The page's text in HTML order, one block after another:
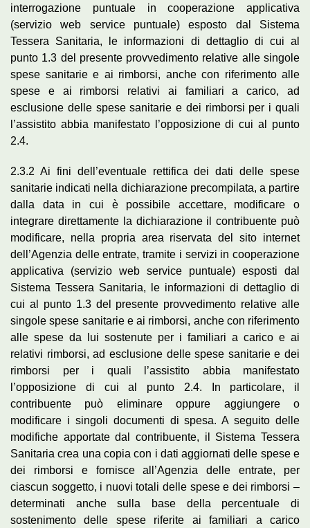
interrogazione puntuale in cooperazione applicativa
(servizio web service puntuale) esposto dal Sistema
Tessera Sanitaria, le informazioni di dettaglio di cui al
punto 1.3 del presente provvedimento relative alle singole
spese sanitarie e ai rimborsi, anche con riferimento alle
spese e ai rimborsi relativi ai familiari a carico, ad
esclusione delle spese sanitarie e dei rimborsi per i quali
l’assistito abbia manifestato l’opposizione di cui al punto
2.4.
2.3.2 Ai fini dell’eventuale rettifica dei dati delle spese
sanitarie indicati nella dichiarazione precompilata, a partire
dalla data in cui è possibile accettare, modificare o
integrare direttamente la dichiarazione il contribuente può
modificare, nella propria area riservata del sito internet
dell’Agenzia delle entrate, tramite i servizi in cooperazione
applicativa (servizio web service puntuale) esposti dal
Sistema Tessera Sanitaria, le informazioni di dettaglio di
cui al punto 1.3 del presente provvedimento relative alle
singole spese sanitarie e ai rimborsi, anche con riferimento
alle spese da lui sostenute per i familiari a carico e ai
relativi rimborsi, ad esclusione delle spese sanitarie e dei
rimborsi per i quali l’assistito abbia manifestato
l’opposizione di cui al punto 2.4. In particolare, il
contribuente può eliminare oppure aggiungere o
modificare i singoli documenti di spesa. A seguito delle
modifiche apportate dal contribuente, il Sistema Tessera
Sanitaria crea una copia con i dati aggiornati delle spese e
dei rimborsi e fornisce all’Agenzia delle entrate, per
ciascun soggetto, i nuovi totali delle spese e dei rimborsi –
determinati anche sulla base della percentuale di
sostenimento delle spese riferite ai familiari a carico